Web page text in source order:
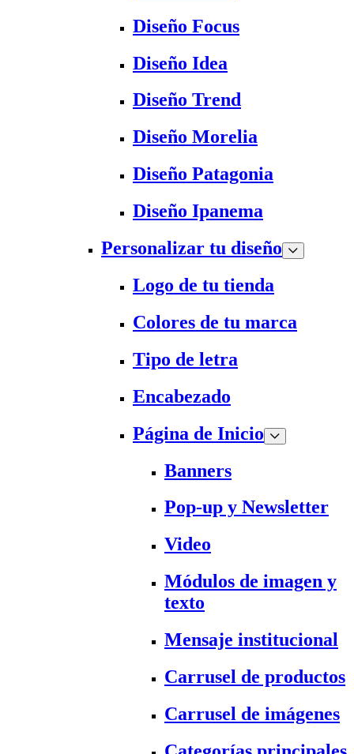
Diseño Focus
Diseño Idea
Diseño Trend
Diseño Morelia
Diseño Patagonia
Diseño Ipanema
Personalizar tu diseño
Logo de tu tienda
Colores de tu marca
Tipo de letra
Encabezado
Página de Inicio
Banners
Pop-up y Newsletter
Video
Módulos de imagen y
texto
Mensaje institucional
Carrusel de productos
Carrusel de imágenes